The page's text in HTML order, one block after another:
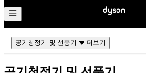
컨
텐
츠
기
앱
바
바
공기청정기 및 선풍기 더보기